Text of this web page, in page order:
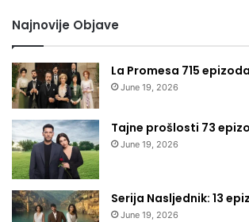
Najnovije Objave
La Promesa 715 epizoda
June 19, 2026
Tajne prošlosti 73
June 19, 2026
Serija Nasljednik: 13
June 19, 2026